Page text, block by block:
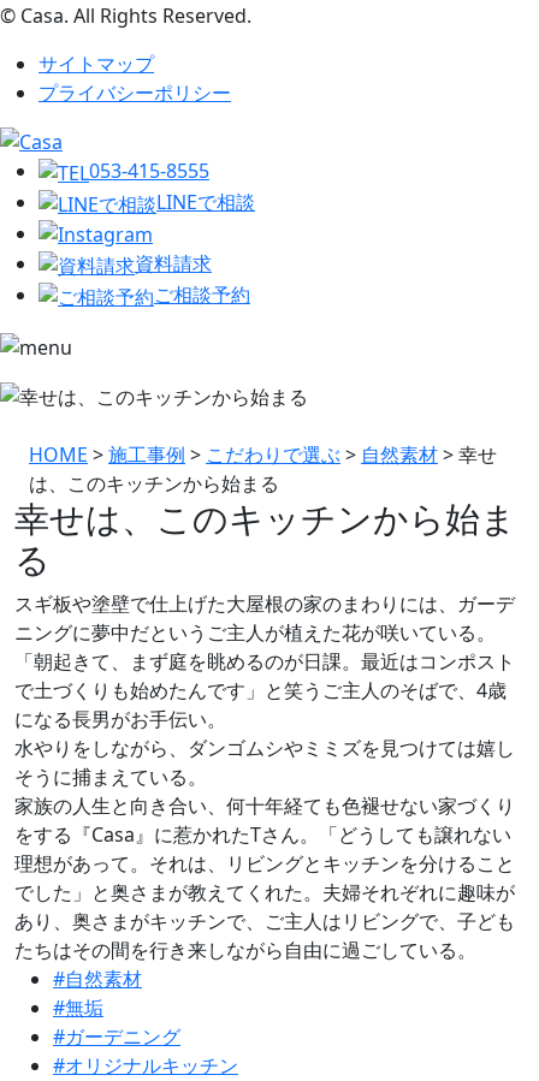
© Casa. All Rights Reserved.
サイトマップ
プライバシーポリシー
053-415-8555
LINEで相談
資料請求
ご相談予約
HOME >施工事例 > こだわりで選ぶ> 自然素材>幸せ
は、このキッチンから始まる
幸せは、このキッチンから始ま
る
スギ板や塗壁で仕上げた大屋根の家のまわりには、ガーデ
ニングに夢中だというご主人が植えた花が咲いている。
「朝起きて、まず庭を眺めるのが日課。最近はコンポスト
で土づくりも始めたんです」と笑うご主人のそばで、4歳
になる長男がお手伝い。
水やりをしながら、ダンゴムシやミミズを見つけては嬉し
そうに捕まえている。
家族の人生と向き合い、何十年経ても色褪せない家づくり
をする『Casa』に惹かれたTさん。「どうしても譲れない
理想があって。それは、リビングとキッチンを分けること
でした」と奥さまが教えてくれた。夫婦それぞれに趣味が
あり、奥さまがキッチンで、ご主人はリビングで、子ども
たちはその間を行き来しながら自由に過ごしている。
#自然素材
#無垢
#ガーデニング
#オリジナルキッチン